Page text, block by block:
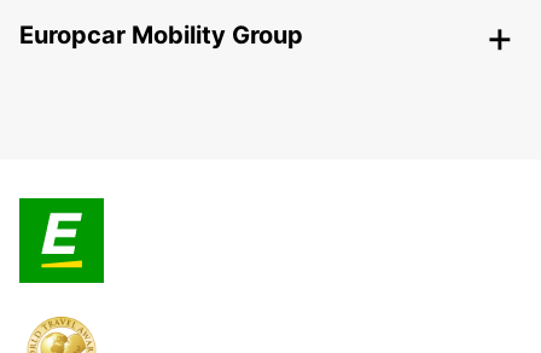
Europcar Mobility Group